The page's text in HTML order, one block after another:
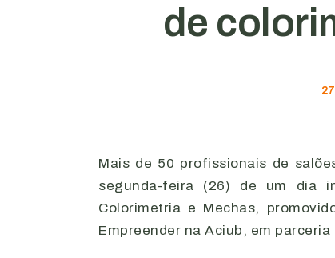
de
Mais de 50 profissionais de
segunda-feira (26) de um dia
Colorimetria e Mechas,
Empreender na Aciub, em